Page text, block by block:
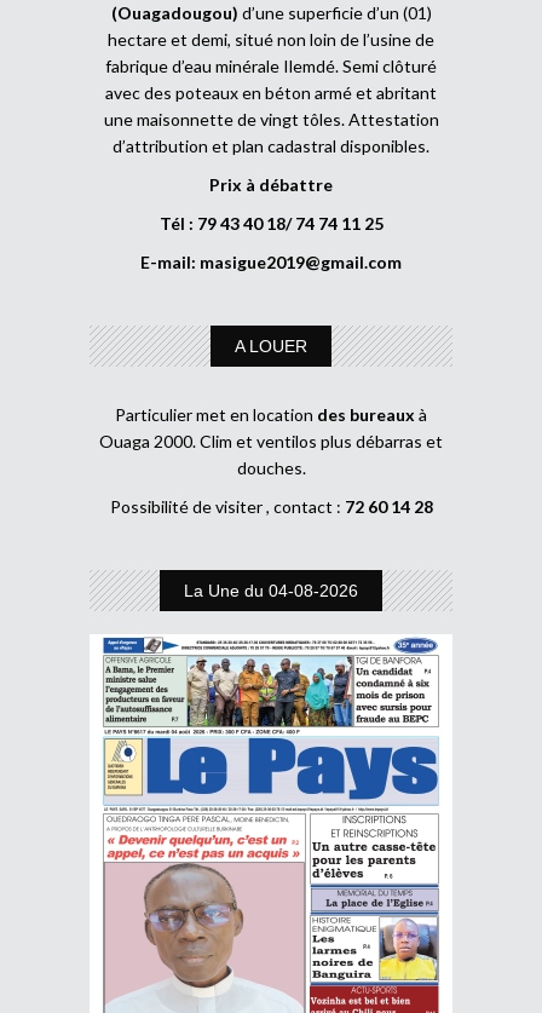
(Ouagadougou) d’une superficie d’un (01)
hectare et demi, situé non loin de l’usine de
fabrique d’eau minérale Ilemdé. Semi clôturé
avec des poteaux en béton armé et abritant
une maisonnette de vingt tôles. Attestation
d’attribution et plan cadastral disponibles.
Prix à débattre
Tél : 79 43 40 18/ 74 74 11 25
E-mail: masigue2019@gmail.com
A LOUER
Particulier met en location des bureaux à
Ouaga 2000. Clim et ventilos plus débarras et
douches.
Possibilité de visiter , contact : 72 60 14 28
La Une du 04-08-2026